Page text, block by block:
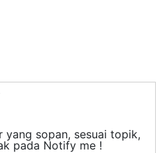
sopan, sesuai topik,
pada Notify me !